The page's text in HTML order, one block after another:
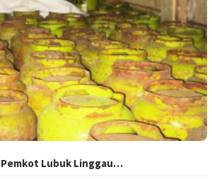
Lubuk Linggau…